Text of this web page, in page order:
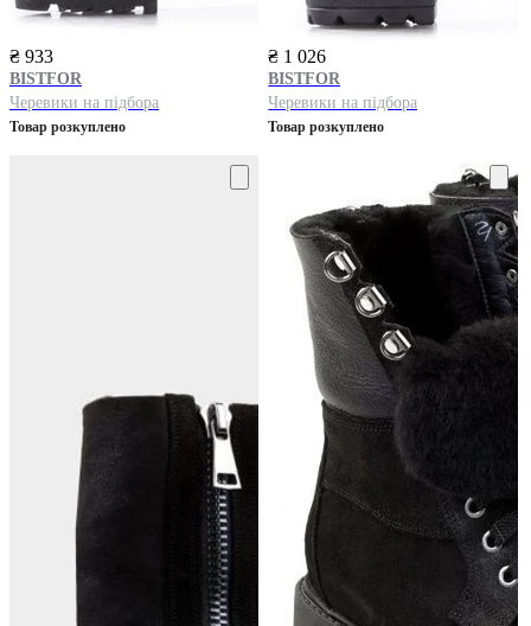
₴ 933
BISTFOR
Черевики на підбора
Товар розкуплено
₴ 1 026
BISTFOR
Черевики на підбора
Товар розкуплено